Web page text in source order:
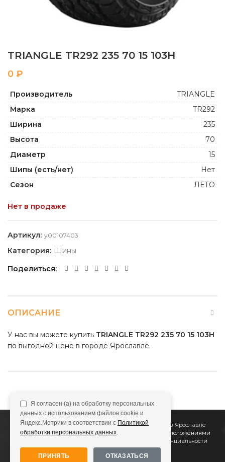
TRIANGLE TR292 235 70 15 103H
₽
Производитель
TRIANGLE
Марка
TR292
Ширина
235
Высота
70
Диаметр
15
Шипы (есть/нет)
Нет
Сезон
ЛЕТО
Нет в продаже
Артикул: y00107403
Категория: Шины
Поделиться
ОПИСАНИЕ
У нас вы можете купить TRIANGLE TR292 235 70 15 103H
по выгодной цене в городе Ярославле.
2011Все Колёса Интернет-магазин шин и дисков в Ярославле
Сайт не является публичной офертой, определяемой положениями
Политике конфиденциальности
Я согласен (а) на обработку персональных
данных с использованием файлов cookie и
Яндекс.Метрики в соответствии с Политикой
обработки персональных данных.
ПРИНЯТЬ ОТКАЗАТЬСЯ